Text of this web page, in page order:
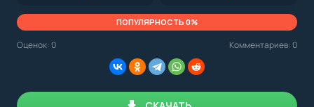
указываем
минимальные
необходимые
ПОПУЛЯРНОСТЬ 0%
Оценок: 0 Комментариев: 0